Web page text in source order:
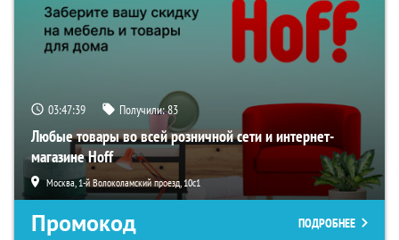
03:47:38 Получили:83
Любые товары во всей розничной сети и интернет-
магазине Hoff
Москва, 1-й Волоколамский проезд, 10с1
Промокод ПОДРОБНЕЕ